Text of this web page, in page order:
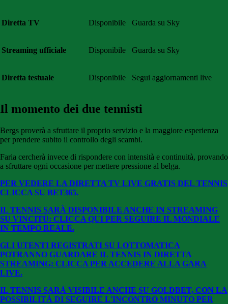
Diretta TV Disponibile Guarda su Sky
Streaming ufficiale Disponibile Guarda su Sky
Diretta testuale Disponibile Segui aggiornamenti live
Il momento dei due tennisti
Bergs proverà a sfruttare il proprio servizio e la maggiore esperienza
per prendere subito il controllo degli scambi.
Faria cercherà invece di rispondere con intensità e continuità, provando
a sfruttare ogni occasione per mettere pressione al belga.
PER VEDERE LA DIRETTA TV LIVE GRATIS DEL TENNIS
CLICCA SU BET365.
IL TENNIS SARÀ DISPONIBILE ANCHE IN STREAMING
SU VINCITÙ: CLICCA QUI PER SEGUIRE IL MONDIALE
IN TEMPO REALE.
GLI UTENTI REGISTRATI SU LOTTOMATICA
POTRANNO GUARDARE IL TENNIS IN DIRETTA
STREAMING: CLICCA PER ACCEDERE ALLA GARA
LIVE.
IL TENNIS SARÀ VISIBILE ANCHE SU GOLDBET, CON LA
POSSIBILITÀ DI SEGUIRE L'INCONTRO MINUTO PER